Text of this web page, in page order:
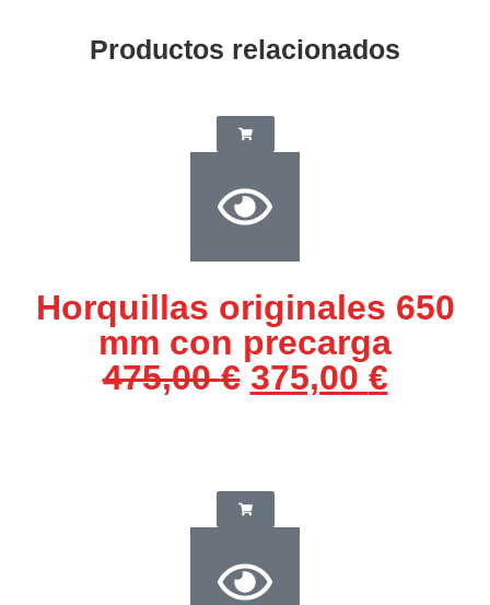
Productos relacionados
Horquillas originales 650
mm con precarga
475,00€ 375,00 €